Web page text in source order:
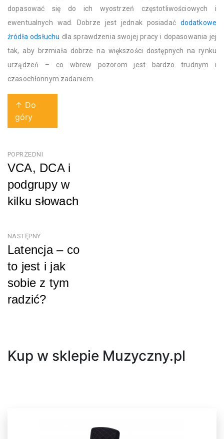
dopasować się do ich wyostrzeń częstotliwościowych i
ewentualnych wad. Dobrze jest jednak posiadać dodatkowe
źródła odsłuchu dla sprawdzenia swojej pracy i dopasowania jej
tak, aby brzmiała dobrze na większości dostępnych na rynku
urządzeń – co wbrew pozorom jest bardzo trudnym i
czasochłonnym zadaniem.
↑ Do
góry
Nawigacja
wpisu
POPRZEDNI
VCA, DCA i
podgrupy w
kilku słowach
NASTĘPNY
Latencja – co
to jest i jak
sobie z tym
radzić?
Kup w sklepie Muzyczny.pl